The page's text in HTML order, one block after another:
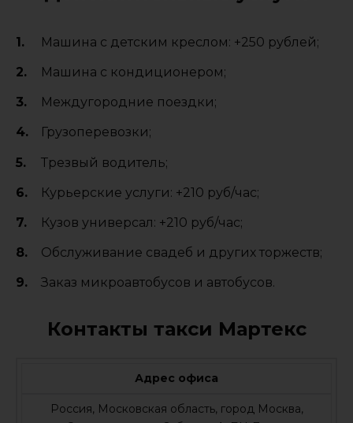
Машина с детским креслом: +250 рублей;
Машина с кондиционером;
Междугородние поездки;
Грузоперевозки;
Трезвый водитель;
Курьерские услуги: +210 руб/час;
Кузов универсал: +210 руб/час;
Обслуживание свадеб и других торжеств;
Заказ микроавтобусов и автобусов.
Контакты такси Мартекс
Адрес офиса
Россия, Московская область, город Москва,